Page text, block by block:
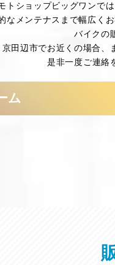
トショップビッグワンで
なメンテナスまで幅広く
バイクの
京田辺市でお近くの場合、
是非一度ご連絡
ム